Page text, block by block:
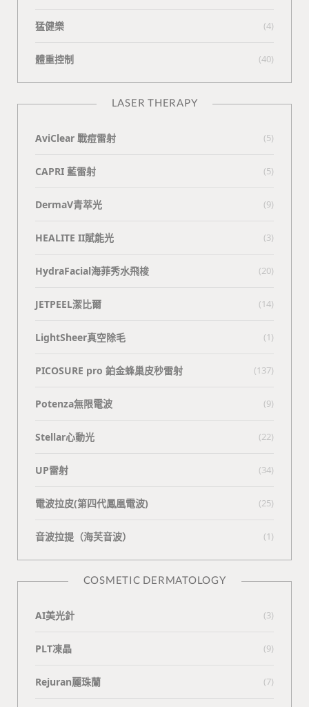
猛健樂 (4)
體重控制 (40)
LASER THERAPY
AviClear 戰痘雷射 (5)
CAPRI 藍雷射 (5)
DermaV青萃光 (9)
HEALITE II賦能光 (3)
HydraFacial海菲秀水飛梭 (20)
JETPEEL潔比爾 (14)
LightSheer真空除毛 (1)
PICOSURE pro 鉑金蜂巢皮秒雷射 (137)
Potenza無限電波 (9)
Stellar心動光 (22)
UP雷射 (34)
電波拉皮(第四代鳳凰電波) (25)
⾳波拉提（海芙⾳波） (1)
COSMETIC DERMATOLOGY
AI美光針 (3)
PLT凍晶 (9)
Rejuran麗珠蘭 (7)